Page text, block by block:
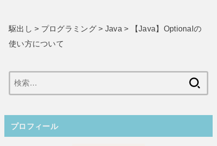
駆出し > プログラミング> Java >
【Java】Optionalの
使い方について
索:
プロフィール